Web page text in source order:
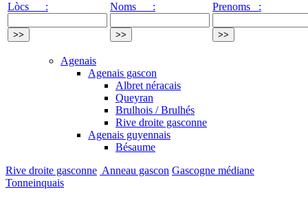
Lòcs :
Noms : Prenoms :
Agenais
Agenais gascon
Albret néracais
Queyran
Brulhois / Brulhés
Rive droite gasconne
Agenais guyennais
Bésaume
Rive droite gasconne Anneau gascon Gascogne médiane
Tonneinquais